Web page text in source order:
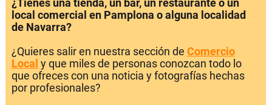
¿Tienes una tienda, un bar, un restaurante o un
local comercial en Pamplona o alguna localidad
de Navarra?
¿Quieres salir en nuestra sección de Comercio
Local y que miles de personas conozcan todo lo
que ofreces con una noticia y fotografías hechas
por profesionales?